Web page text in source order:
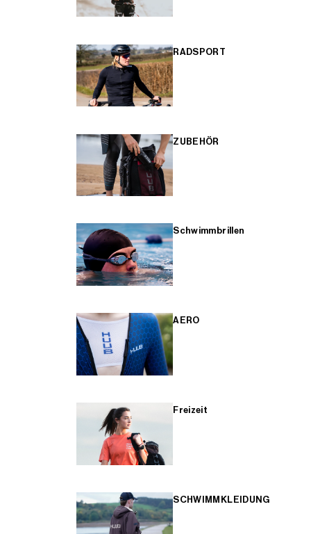
RADSPORT
ZUBEHÖR
Schwimmbrillen
AERO
Freizeit
SCHWIMMKLEIDUNG